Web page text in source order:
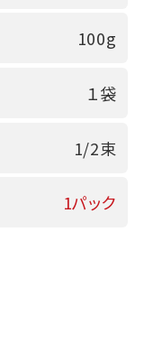
100g
１袋
1/2束
1パック